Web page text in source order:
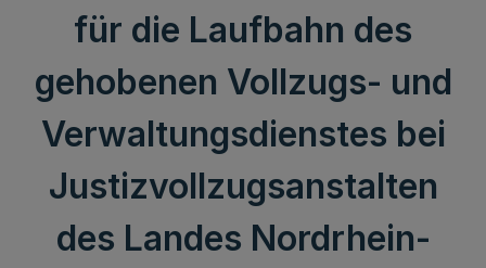
für die Laufbahn des
gehobenen Vollzugs- und
Verwaltungsdienstes bei
Justizvollzugsanstalten
des Landes Nordrhein-